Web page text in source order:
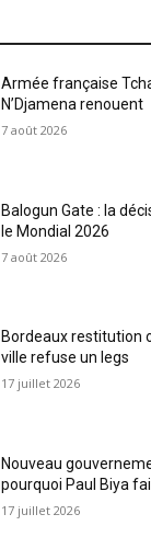
Armée française
N’Djamena renouent
7 août 2026
Balogun Gate : la
le Mondial 2026
7 août 2026
Bordeaux restitution
ville refuse un legs
17 juillet 2026
Nouveau
pourquoi Paul Biya
17 juillet 2026